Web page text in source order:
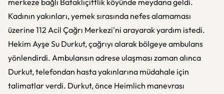
merkeze bağlı Bataklıçiftlik köyünde meydana geldi.
Kadının yakınları, yemek sırasında nefes alamaması
üzerine 112 Acil Çağrı Merkezi'ni arayarak yardım istedi.
Hekim Ayşe Su Durkut, çağrıyı alarak bölgeye ambulans
yönlendirdi. Ambulansın adrese ulaşması zaman alınca
Durkut, telefondan hasta yakınlarına müdahale için
talimatlar verdi. Durkut, önce Heimlich manevrası